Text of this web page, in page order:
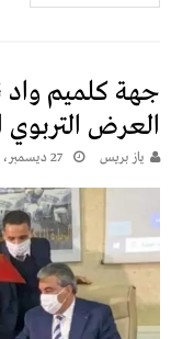
جهة كلميم واد
العرض
يـاز بريـس 27 ديسمبر، 2020